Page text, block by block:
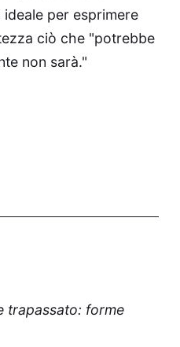
per esprimere
ciò che "potrebbe
non sarà."
trapassato: forme